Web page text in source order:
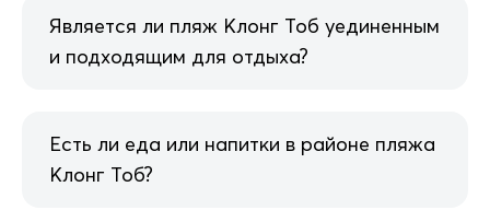
Является ли пляж Клонг Тоб уединенным
и подходящим для отдыха?
Есть ли еда или напитки в районе пляжа
Клонг Тоб?